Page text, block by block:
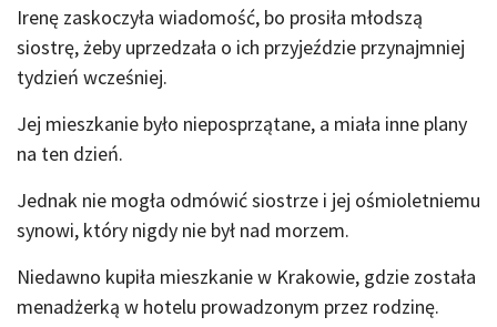
Irenę zaskoczyła wiadomość, bo prosiła młodszą
siostrę, żeby uprzedzała o ich przyjeździe przynajmniej
tydzień wcześniej.
Jej mieszkanie było nieposprzątane, a miała inne plany
na ten dzień.
Jednak nie mogła odmówić siostrze i jej ośmioletniemu
synowi, który nigdy nie był nad morzem.
Niedawno kupiła mieszkanie w Krakowie, gdzie została
menadżerką w hotelu prowadzonym przez rodzinę.